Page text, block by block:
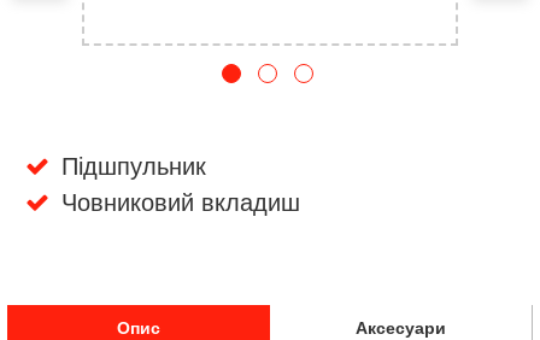
Підшпульник
Човниковий вкладиш
Опис Аксесуари